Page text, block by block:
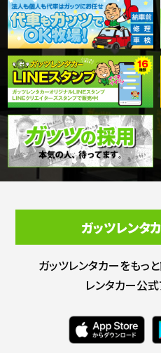
ガッツレンタ
ガッツレンタカーをもっ
レンタカー公式